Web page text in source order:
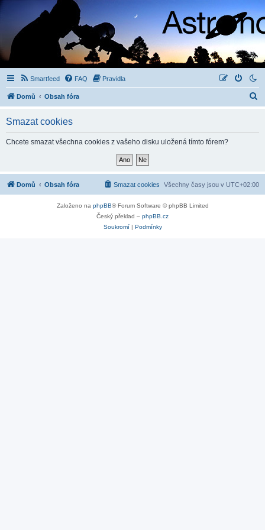
Smartfeed FAQ Pravidla
Domů Obsah fóra
Smazat cookies
Chcete smazat všechna cookies z vašeho disku uložená tímto fórem?
Domů Obsah fóra Všechny časy jsou v UTC+02:00
Smazat cookies
Založeno na phpBB® Forum Software © phpBB Limited
Český překlad – phpBB.cz
Soukromí| Podmínky